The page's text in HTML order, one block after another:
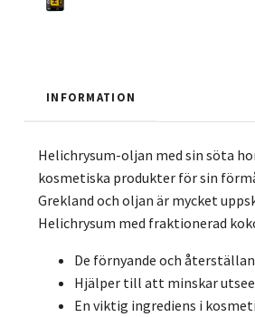
INFORMATION
Helichrysum-oljan med sin söta
kosmetiska produkter för sin
Grekland och oljan är mycket
Helichrysum med fraktionerad
De förnyande och
Hjälper till att minskar
En viktig ingrediens i